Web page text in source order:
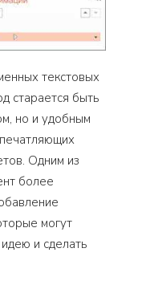
текстовых
старается быть
но и удобным
Одним из
более
могут
и сделать